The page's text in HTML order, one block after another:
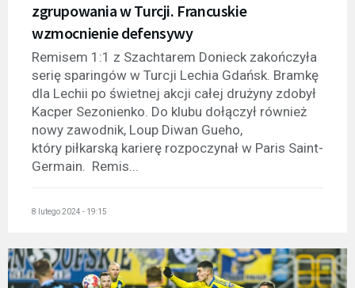
zgrupowania w Turcji. Francuskie
wzmocnienie defensywy
Remisem 1:1 z Szachtarem Donieck zakończyła
serię sparingów w Turcji Lechia Gdańsk. Bramkę
dla Lechii po świetnej akcji całej drużyny zdobył
Kacper Sezonienko. Do klubu dołączył również
nowy zawodnik, Loup Diwan Gueho,
który piłkarską karierę rozpoczynał w Paris Saint-
Germain. Remis...
8 lutego 2024 - 19:15